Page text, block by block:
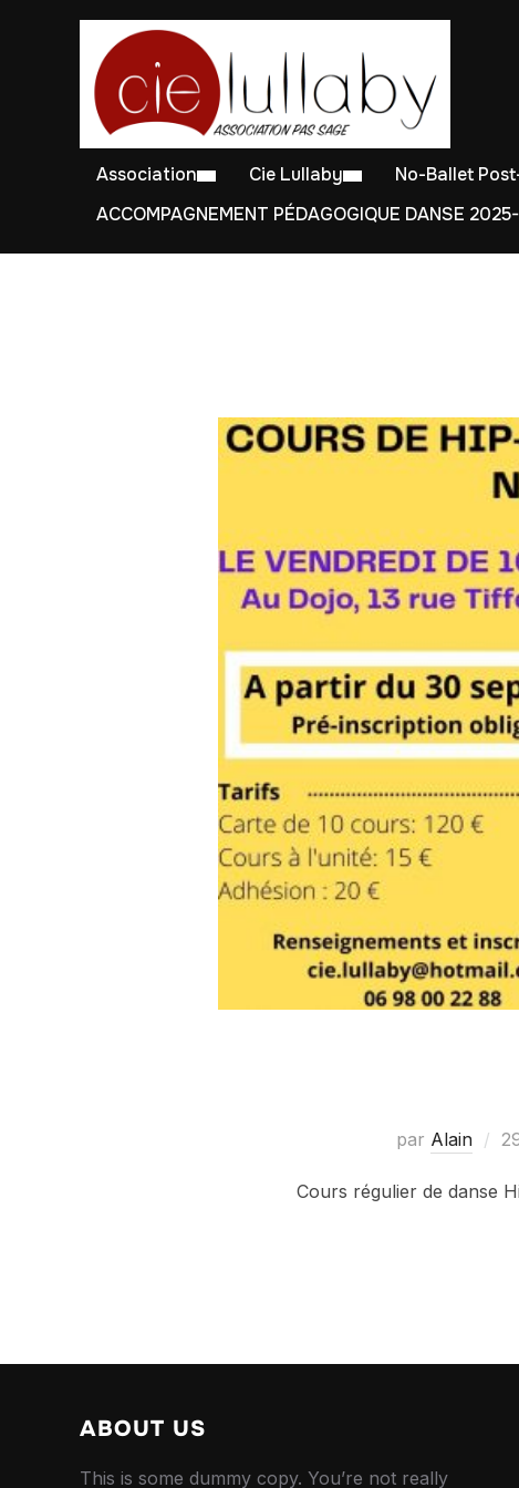
Association Cie Lullaby No-Ballet
ACCOMPAGNEMENT PÉDAGOGIQUE DANSE
par Alain
Cours régulier de danse
ABOUT US
This is some dummy copy. You’re not really